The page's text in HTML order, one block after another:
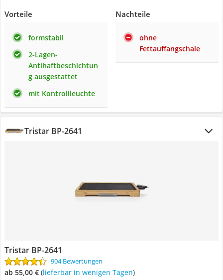
Vorteile
formstabil
2-Lagen-
Antihaftbeschichtun
g ausgestattet
mit Kontrollleuchte
Nachteile
ohne
Fettauffangschale
Tristar BP-2641
Tristar BP-2641
904 Bewertungen
ab 55,00 € ( Lieferbar in wenigen Tagen)